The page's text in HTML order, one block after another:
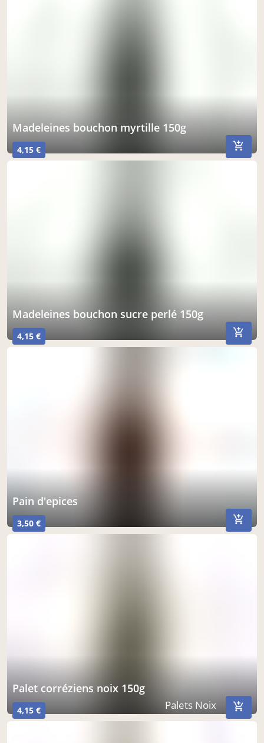
madeleines bouchon myrtille 150g
4,15 €
madeleines bouchon sucre perlé 150g
4,15 €
pain d'epices
3,50 €
palet corréziens noix 150g
4,15 € Palets Noix